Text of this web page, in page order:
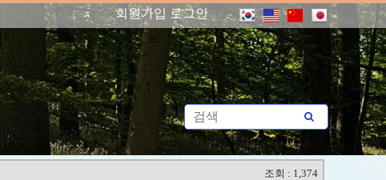
회원가입 로그인
조회 : 1,374